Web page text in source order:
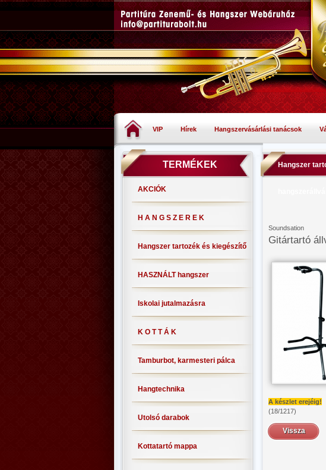
VIP Hírek Hangszervásárlási tanácsok
TERMÉKEK
AKCIÓK
H A N G S Z E R E K
Hangszer tartozék és kiegészítő
HASZNÁLT hangszer
Iskolai jutalmazásra
K O T T Á K
Tamburbot, karmesteri pálca
Hangtechnika
Utolsó darabok
Kottatartó mappa
Hangszer
​Soundsation
Gitártartó
A készlet erejéig!
(18/1217)
Vissza